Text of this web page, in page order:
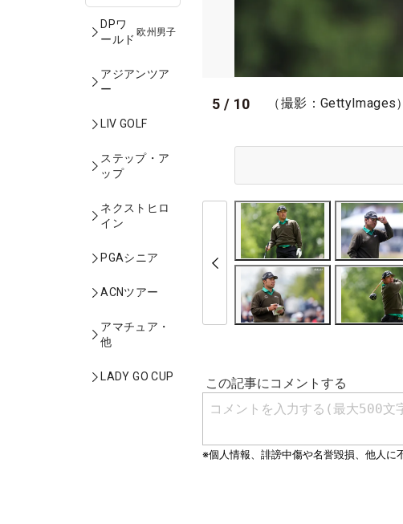
DPワ
ールド
欧州男子
アジアンツア
ー
LIV GOLF
ステップ・ア
ップ
ネクストヒロ
イン
PGAシニア
ACNツアー
アマチュア・
他
LADY GO CUP
5 / 10 （撮影：GettyImages）